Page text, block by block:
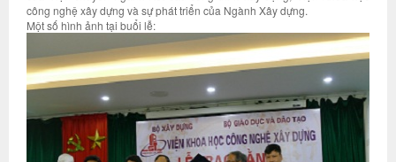
công nghệ xây dựng và sự phát triển của Ngành Xây dựng.
Một số hình ảnh tại buổi lễ: